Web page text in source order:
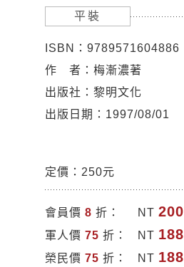
平裝
ISBN：9789571604886
作 者：梅漸濃著
出版社：黎明文化
出版日期：1997/08/01
定價：250元
會員價 8 折： NT 200
軍人價 75 折： NT 188
榮民價 75 折： NT 188